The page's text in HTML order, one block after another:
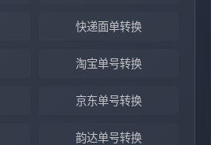
快递面单转换
淘宝单号转换
京东单号转换
韵达单号转换